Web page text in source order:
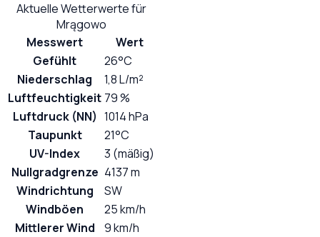
Aktuelle Wetterwerte für
Mrągowo
Messwert
Wert
Gefühlt
26°C
Niederschlag
1,8 L/m²
Luftfeuchtigkeit 79 %
Luftdruck (NN) 1014 hPa
Taupunkt
21°C
UV-Index
3 (mäßig)
Nullgradgrenze 4137 m
Windrichtung
SW
Windböen
25 km/h
Mittlerer Wind
9 km/h